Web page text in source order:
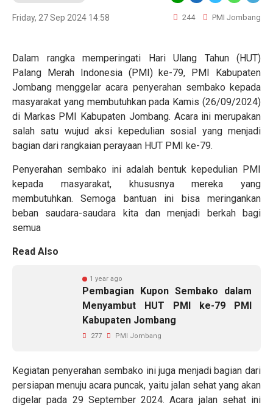
Friday, 27 Sep 2024 14:58 244 PMI Jombang
Dalam rangka memperingati Hari Ulang Tahun (HUT)
Palang Merah Indonesia (PMI) ke-79, PMI Kabupaten
Jombang menggelar acara penyerahan sembako kepada
masyarakat yang membutuhkan pada Kamis (26/09/2024)
di Markas PMI Kabupaten Jombang. Acara ini merupakan
salah satu wujud aksi kepedulian sosial yang menjadi
bagian dari rangkaian perayaan HUT PMI ke-79.
Penyerahan sembako ini adalah bentuk kepedulian PMI
kepada masyarakat, khususnya mereka yang
membutuhkan. Semoga bantuan ini bisa meringankan
beban saudara-saudara kita dan menjadi berkah bagi
semua
Read Also
1 year ago
Pembagian Kupon Sembako dalam
Menyambut HUT PMI ke-79 PMI
Kabupaten Jombang
277 PMI Jombang
Kegiatan penyerahan sembako ini juga menjadi bagian dari
persiapan menuju acara puncak, yaitu jalan sehat yang akan
digelar pada 29 September 2024. Acara jalan sehat ini